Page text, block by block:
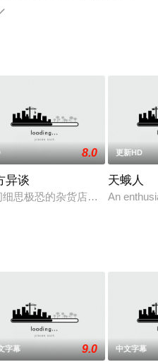
电影大全就上飘花影院，
投下原子弹，震惊世界的毁灭
8.0
异谈
细思极恐的杂货店，专门收购
更新HD
天蛾人
An
字幕 9.0 中文字幕